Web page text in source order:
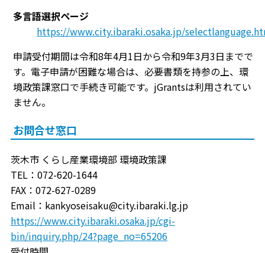
多言語選択ページ
https://www.city.ibaraki.osaka.jp/
申請受付期間は令和8年4月1日から令和9年3月3日までで
す。電子申請が困難な場合は、必要書類を持参の上、環
境政策課窓口で手続き可能です。jGrantsは利用されてい
ません。
お問合せ窓口
茨木市 くらし産業環境部 環境政策課
TEL：072-620-1644
FAX：072-627-0289
Email：kankyoseisaku@city.ibaraki.lg.jp
https://www.city.ibaraki.osaka.jp/cgi-
bin/inquiry.php/24?page_no=65206